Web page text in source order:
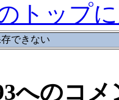
トップ
できない
へのコメ